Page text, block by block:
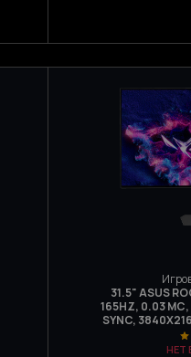
31.5" ASUS
165HZ, 0.03 МС,
SYNC,
НЕТ